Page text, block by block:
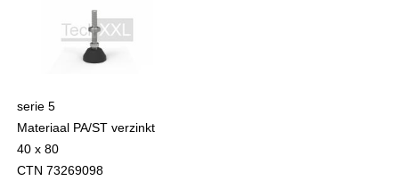
serie 5
Materiaal PA/ST verzinkt
40 x 80
CTN 73269098